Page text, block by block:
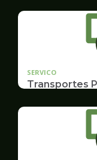
SERVICO
Transportes